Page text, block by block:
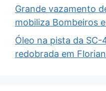
Grande vazamento
mobiliza Bombeiros
Óleo na pista da SC-
redobrada em